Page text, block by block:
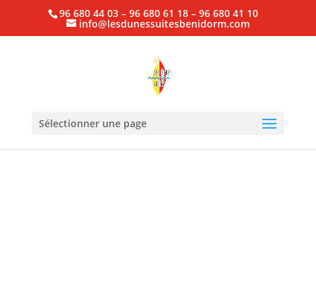
96 680 44 03 – 96 680 61 18 – 96 680 41 10
info@lesdunessuitesbenidorm.com
Sélectionner une page